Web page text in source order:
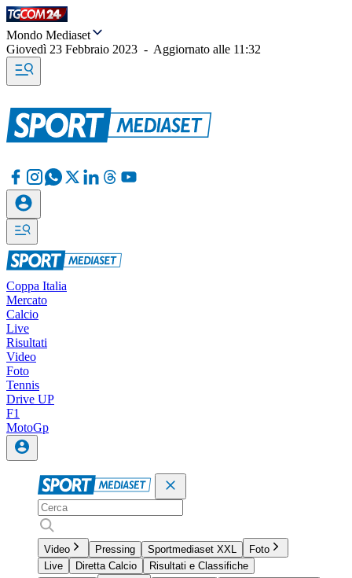
Mondo Mediaset
Giovedì 23 Febbraio 2023 - Aggiornato alle 11:32
Coppa Italia
Mercato
Calcio
Live
Risultati
Video
Foto
Tennis
Drive UP
F1
MotoGp
Video Pressing Sportmediaset XXL
Foto
Live
Diretta Calcio
Risultati e Classifiche